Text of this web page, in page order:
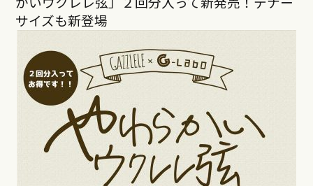
サイズも新登場